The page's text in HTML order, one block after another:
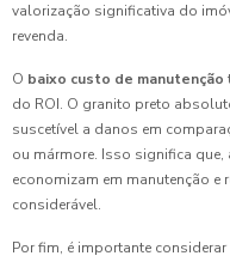
valorização significativa do
revenda.
O baixo custo de manutenção
do ROI. O granito preto
suscetível a danos em
ou mármore. Isso significa
economizam em manutenção
considerável.
Por fim, é importante